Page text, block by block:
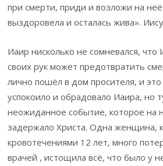
при смерти, приди и возложи на
выздоровела и осталась жива».
Иаир нисколько не сомневался,
своих рук может предотвратить
лично пошёл в дом просителя, и
успокоило и обрадовало Иаира, но
неожиданное событие, которое на
задержало Христа. Одна женщина,
кровотечениями 12 лет, много
врачей , истощила всё, что было у